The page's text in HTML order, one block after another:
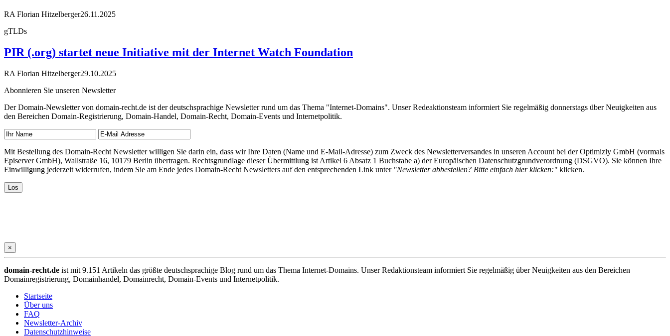
RA Florian Hitzelberger26.11.2025
gTLDs
PIR (.org) startet neue Initiative mit der Internet Watch Foundation
RA Florian Hitzelberger29.10.2025
Abonnieren Sie unseren Newsletter
Der Domain-Newsletter von domain-recht.de ist der deutschsprachige Newsletter rund um das Thema "Internet-Domains". Unser Redeaktionsteam informiert Sie regelmäßig donnerstags über Neuigkeiten aus
den Bereichen Domain-Registrierung, Domain-Handel, Domain-Recht, Domain-Events und Internetpolitik.
Mit Bestellung des Domain-Recht Newsletter willigen Sie darin ein, dass wir Ihre Daten (Name und E-Mail-Adresse) zum Zweck des Newsletterversandes in unseren Account bei der Optimizly GmbH (vormals
Episerver GmbH), Wallstraße 16, 10179 Berlin übertragen. Rechtsgrundlage dieser Übermittlung ist Artikel 6 Absatz 1 Buchstabe a) der Europäischen Datenschutzgrundverordnung (DSGVO). Sie können Ihre
Einwilligung jederzeit widerrufen, indem Sie am Ende jedes Domain-Recht Newsletters auf den entsprechenden Link unter "Newsletter abbestellen? Bitte einfach hier klicken:" klicken.
×
domain-recht.de ist mit 9.151 Artikeln das größte deutschsprachige Blog rund um das Thema Internet-Domains. Unser Redaktionsteam informiert Sie regelmäßig über Neuigkeiten aus den Bereichen
Domainregistrierung, Domainhandel, Domainrecht, Domain-Events und Internetpolitik.
Startseite
Über uns
FAQ
Newsletter-Archiv
Datenschutzhinweise